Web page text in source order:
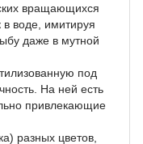
вращающихся
в воде, имитируя
даже в мутной
под
На ней есть
привлекающие
разных цветов,